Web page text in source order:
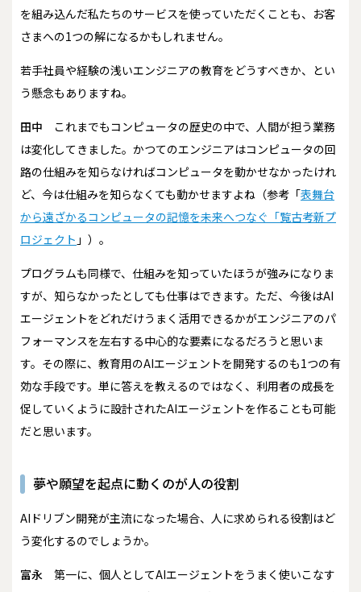
を組み込んだ私たちのサービスを使っていただくことも、お客
さまへの1つの解になるかもしれません。
――若手社員や経験の浅いエンジニアの教育をどうすべきか、とい
う懸念もありますね。
田中
これまでもコンピュータの歴史の中で、人間が担う業務
は変化してきました。かつてのエンジニアはコンピュータの回
路の仕組みを知らなければコンピュータを動かせなかったけれ
ど、今は仕組みを知らなくても動かせますよね（参考「表舞台
から遠ざかるコンピュータの記憶を未来へつなぐ「覧古考新プ
ロジェクト 」）。
プログラムも同様で、仕組みを知っていたほうが強みになりま
すが、知らなかったとしても仕事はできます。ただ、今後はAI
エージェントをどれだけうまく活用できるかがエンジニアのパ
フォーマンスを左右する中心的な要素になるだろうと思いま
す。その際に、教育用のAIエージェントを開発するのも1つの有
効な手段です。単に答えを教えるのではなく、利用者の成長を
促していくように設計されたAIエージェントを作ることも可能
だと思います。
夢や願望を起点に動くのが人の役割
――AIドリブン開発が主流になった場合、人に求められる役割はど
う変化するのでしょうか。
富永
第一に、個人としてAIエージェントをうまく使いこなす